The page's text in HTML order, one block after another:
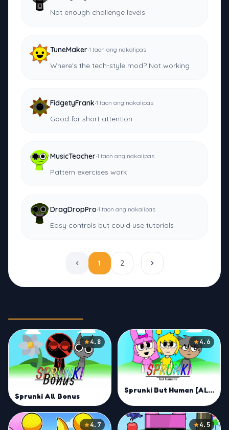
Not enough challenge levels
TuneMaker·1 taon ang nakalipas
Where's the tech-style mod? Not working
FidgetyFrank·1 taon ang nakalipas
Good for short attention
MusicTeacher·1 taon ang nakalipas
Pattern exercises work
DragDropPro·1 taon ang nakalipas
Easy controls but could use tutorials
1 2 …
4.8
Sprunki All Bonus
4.6
Sprunki But Human [ALL CHARACTERS]
4.7 4.5